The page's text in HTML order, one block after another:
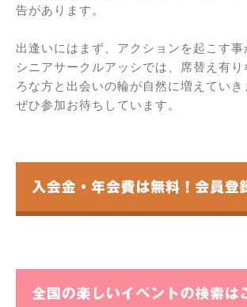
告があります。
出逢いにはまず、アクションを起こす事
シニアサークルアッシでは、席替え有
ろな方と出会いの輪が自然に増えていき
ぜひ参加お待ちしています。